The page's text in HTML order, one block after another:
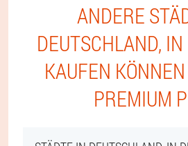
ANDERE
DEUTSCHLAND,
KAUFEN
PREMIUM